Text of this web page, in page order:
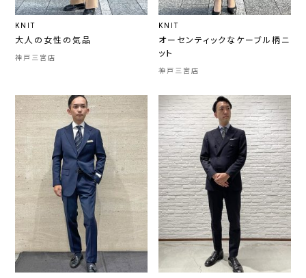
KNIT
大人の女性の気品
神戸三宮店
KNIT
オーセンティックなケーブル柄ニ
ット
神戸三宮店